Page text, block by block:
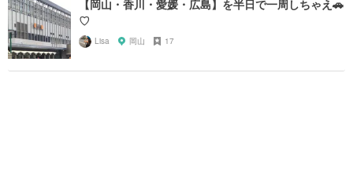
【岡山・香川・愛媛・広島】を半日で一周しちゃえ🚗
♡
Lisa 岡山 17